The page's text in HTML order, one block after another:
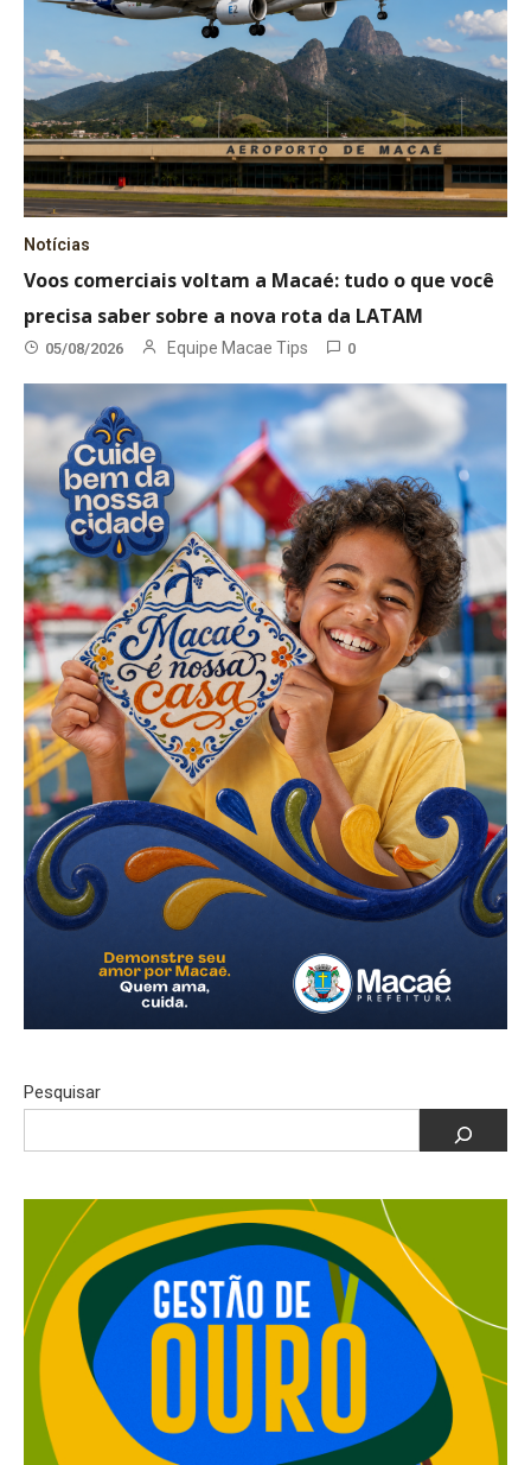
Notícias
Voos comerciais voltam a Macaé: tudo o que você
precisa saber sobre a nova rota da LATAM
05/08/2026 Equipe Macae Tips 0
Pesquisar